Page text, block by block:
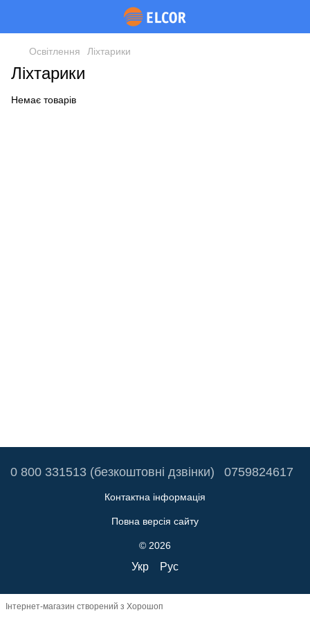
Освітлення Ліхтарики
Ліхтарики
Немає товарів
0 800 331513 (безкоштовні дзвінки) 0759824617
Контактна інформація
Повна версія сайту
© 2026
Укр Рус
Інтернет-магазин створений з Хорошоп